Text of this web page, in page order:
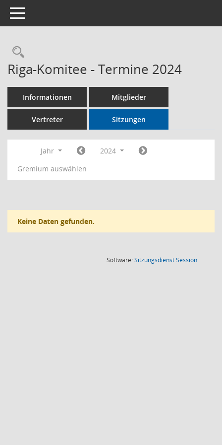
Toggle navigation
Rechercheauswahl
Riga-Komitee - Termine 2024
Informationen Mitglieder
Vertreter Sitzungen
Jahr
2024
Gremium auswählen
Keine Daten gefunden.
Software:SitzungsdienstSession(Wird in